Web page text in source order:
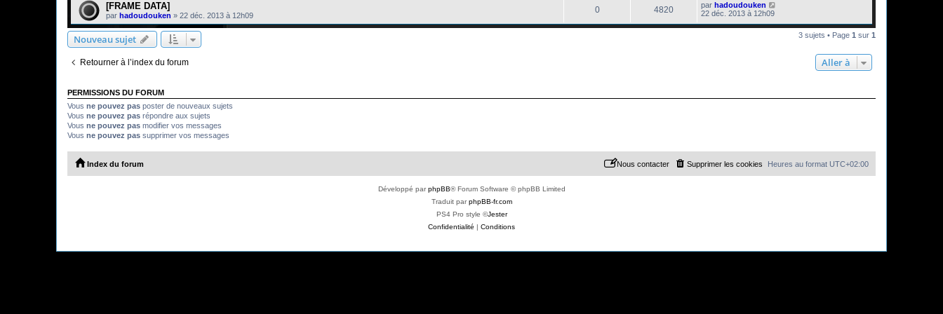
[FRAME DATA]
par hadoudouken » 22 déc. 2013 à 12h09
0 4820 par hadoudouken
22 déc. 2013 à 12h09
Nouveau sujet 3 sujets • Page 1 sur 1
Retourner à l’index du forum Aller à
PERMISSIONS DU FORUM
Vous ne pouvez pas poster de nouveaux sujets
Vous ne pouvez pas répondre aux sujets
Vous ne pouvez pas modifier vos messages
Vous ne pouvez pas supprimer vos messages
Index du forum Heures au format UTC+02:00
Supprimer les cookies
Nous contacter
Développé parphpBB® Forum Software © phpBB Limited
Traduit parphpBB-fr.com
PS4 Pro style ©Jester
Confidentialité | Conditions